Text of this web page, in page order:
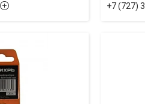
+7 (727)